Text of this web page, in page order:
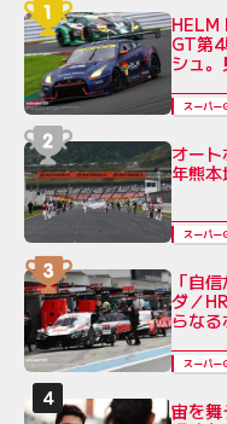
HELM
GT第
シュ
スーパー
オー
年熊
スーパー
「自
ダ／
らな
スーパー
宙を